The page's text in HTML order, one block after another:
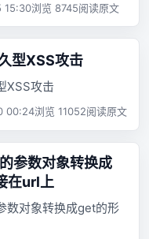
15:30浏览 8745阅读原文
型XSS攻击
XSS攻击
00:24浏览 11052阅读原文
参数对象转换成
在url上
数对象转换成get的形